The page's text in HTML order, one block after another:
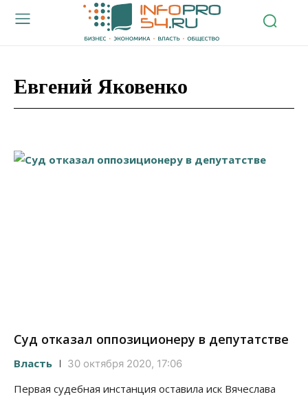
Евгений Яковенко
Суд отказал оппозиционеру в депутатстве
Власть 30 октября 2020, 17:06
Первая судебная инстанция оставила иск Вячеслава